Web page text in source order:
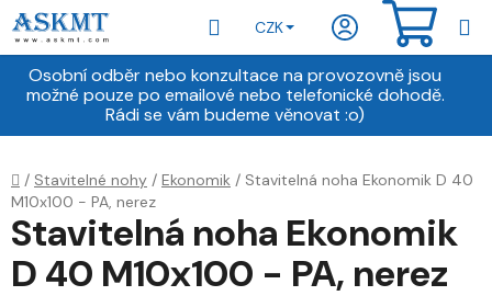
Přejít
na
obsah
Osobní odběr nebo konzultace na provozovně jsou
možné pouze po emailové nebo telefonické dohodě.
Rádi se vám budeme věnovat :o)
Hledat
CZK
Domů
/ Stavitelné nohy / Ekonomik / Stavitelná noha Ekonomik D 40
M10x100 - PA, nerez
Stavitelná noha Ekonomik
D 40 M10x100 - PA, nerez